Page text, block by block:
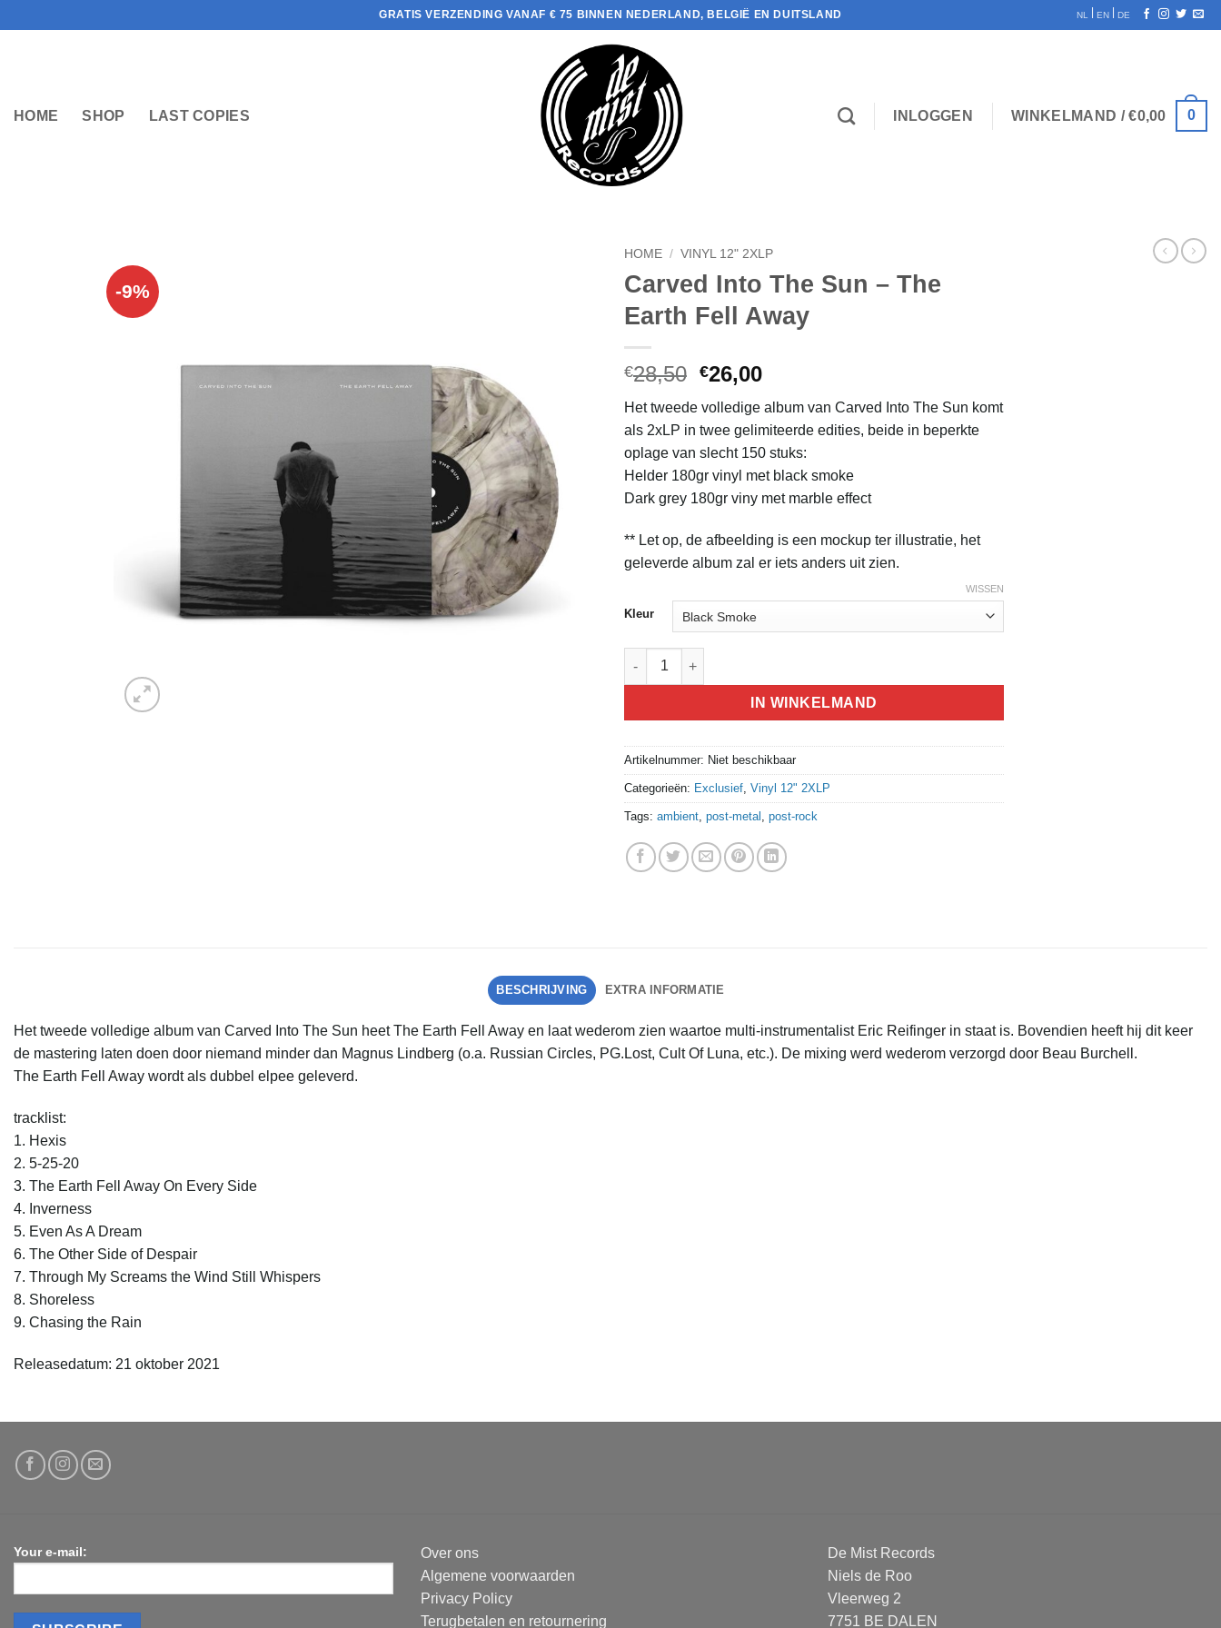
naar
GRATIS VERZENDING VANAF € 75 BINNEN NEDERLAND, BELGIË EN DUITSLAND NL | EN| DE
HOME SHOP LAST COPIES INLOGGEN WINKELMAND /€0,00 0
-9%
HOME / VINYL 12" 2XLP
Carved Into The Sun – The
Earth Fell Away
€28,50 Oorspronkelijke
was:
€28,50.
€26,00Huidige
is:
€26,00.
Het tweede volledige album van Carved Into The Sun komt
als 2xLP in twee gelimiteerde edities, beide in beperkte
oplage van slecht 150 stuks:
Helder 180gr vinyl met black smoke
Dark grey 180gr viny met marble effect
** Let op, de afbeelding is een mockup ter illustratie, het
geleverde album zal er iets anders uit zien.
Kleur
WISSEN
Carved Into The Sun - The Earth Fell Away aantal
IN WINKELMAND
Artikelnummer: Niet beschikbaar
Categorieën: Exclusief, Vinyl 12" 2XLP
Tags: ambient, post-metal , post-rock
BESCHRIJVING EXTRA INFORMATIE
Het tweede volledige album van Carved Into The Sun heet The Earth Fell Away en laat wederom zien waartoe multi-instrumentalist Eric Reifinger in staat is. Bovendien heeft hij dit keer
de mastering laten doen door niemand minder dan Magnus Lindberg (o.a. Russian Circles, PG.Lost, Cult Of Luna, etc.). De mixing werd wederom verzorgd door Beau Burchell.
The Earth Fell Away wordt als dubbel elpee geleverd.
tracklist:
1. Hexis
2. 5-25-20
3. The Earth Fell Away On Every Side
4. Inverness
5. Even As A Dream
6. The Other Side of Despair
7. Through My Screams the Wind Still Whispers
8. Shoreless
9. Chasing the Rain
Releasedatum: 21 oktober 2021
Your e-mail:
Over ons
Algemene voorwaarden
Privacy Policy
Terugbetalen en retournering
De Mist Records
Niels de Roo
Vleerweg 2
7751 BE DALEN